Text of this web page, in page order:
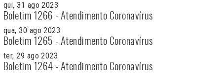
qui, 31 ago 2023
Boletim 1266 - Atendimento Coronavírus
qua, 30 ago 2023
Boletim 1265 - Atendimento Coronavírus
ter, 29 ago 2023
Boletim 1264 - Atendimento Coronavírus